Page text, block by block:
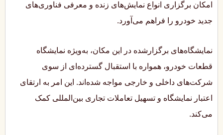
امکان برگزاری انواع نمایش‌های زنده و معرفی فناوری‌های
جدید خودرو را فراهم می‌آورد.
نمایشگاه‌های برگزارشده در این مکان، به‌ویژه نمایشگاه
قطعات خودرو، همواره با استقبال گسترده‌ای از سوی
شرکت‌های داخلی و خارجی مواجه شده‌اند. این امر به ارتقای
اعتبار نمایشگاه و تسهیل تعاملات تجاری بین‌المللی کمک
می‌کند.